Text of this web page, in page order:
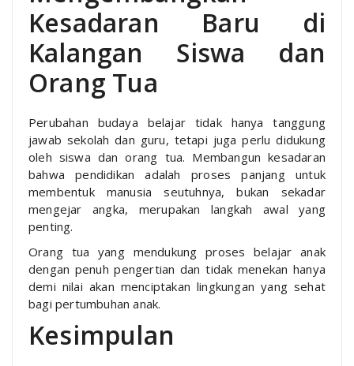
Kesadaran Baru di
Kalangan Siswa dan
Orang Tua
Perubahan budaya belajar tidak hanya tanggung
jawab sekolah dan guru, tetapi juga perlu didukung
oleh siswa dan orang tua. Membangun kesadaran
bahwa pendidikan adalah proses panjang untuk
membentuk manusia seutuhnya, bukan sekadar
mengejar angka, merupakan langkah awal yang
penting.
Orang tua yang mendukung proses belajar anak
dengan penuh pengertian dan tidak menekan hanya
demi nilai akan menciptakan lingkungan yang sehat
bagi pertumbuhan anak.
Kesimpulan